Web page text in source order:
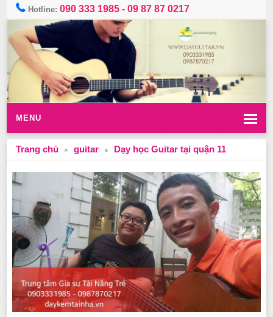
Hotline:090 333 1985 -09 87 87 0217
MENU
Trang chủ guitar Dạy học Guitar tại quận 11